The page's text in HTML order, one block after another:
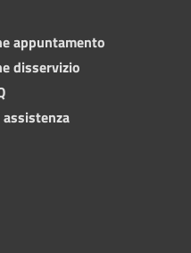
appuntamento
disservizio